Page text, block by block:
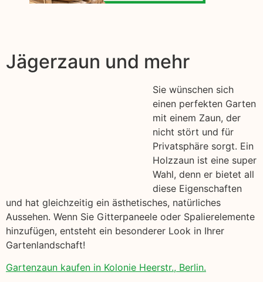
Jägerzaun und mehr
Sie wünschen sich
einen perfekten Garten
mit einem Zaun, der
nicht stört und für
Privatsphäre sorgt. Ein
Holzzaun ist eine super
Wahl, denn er bietet all
diese Eigenschaften
und hat gleichzeitig ein ästhetisches, natürliches
Aussehen. Wenn Sie Gitterpaneele oder Spalierelemente
hinzufügen, entsteht ein besonderer Look in Ihrer
Gartenlandschaft!
Gartenzaun kaufen in Kolonie Heerstr., Berlin.